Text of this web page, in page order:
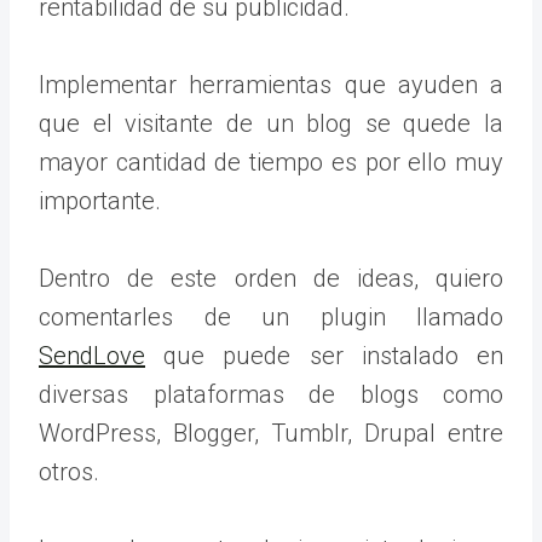
rentabilidad de su publicidad.
Implementar herramientas que ayuden a
que el visitante de un blog se quede la
mayor cantidad de tiempo es por ello muy
importante.
Dentro de este orden de ideas, quiero
comentarles de un plugin llamado
SendLove que puede ser instalado en
diversas plataformas de blogs como
WordPress, Blogger, Tumblr, Drupal entre
otros.